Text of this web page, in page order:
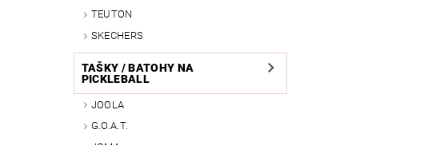
TEUTON
SKECHERS
TAŠKY / BATOHY NA
PICKLEBALL
JOOLA
G.O.A.T.